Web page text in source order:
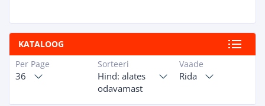
KATALOOG
Vaade
Rida
Sorteeri
Hind: alates
odavamast
Per Page
36